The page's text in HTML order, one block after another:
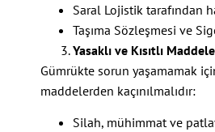
Saral Lojistik tarafından
Taşıma Sözleşmesi ve
Yasaklı ve Kısıtlı
Gümrükte sorun yaşamamak
maddelerden kaçınılmalıdır:
Silah, mühimmat ve